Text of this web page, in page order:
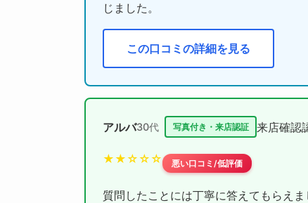
じました。
この口コミの詳細を見る
アルバ30代 写真付き・来店認証 来店確認
★★☆☆☆ 悪い口コミ/低評価
質問したことには丁寧に答えてもらえ